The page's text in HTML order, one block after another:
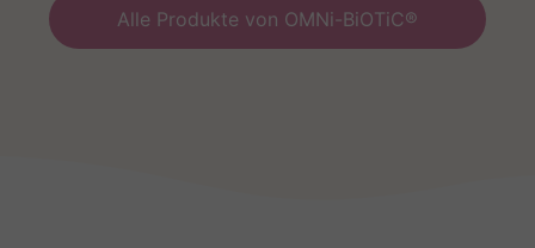
Alle Produkte von OMNi-BiOTiC®